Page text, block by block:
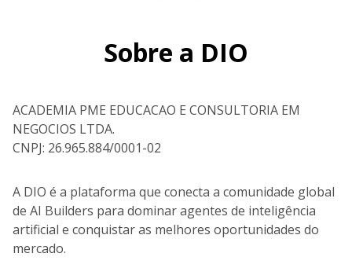
Sobre a DIO
ACADEMIA PME EDUCACAO E CONSULTORIA EM
NEGOCIOS LTDA.
CNPJ: 26.965.884/0001-02
A DIO é a plataforma que conecta a comunidade global
de AI Builders para dominar agentes de inteligência
artificial e conquistar as melhores oportunidades do
mercado.